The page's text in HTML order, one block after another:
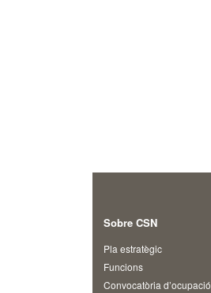
Sobre CSN
Pla estratègic
Funcions
Convocatòria d’ocupació